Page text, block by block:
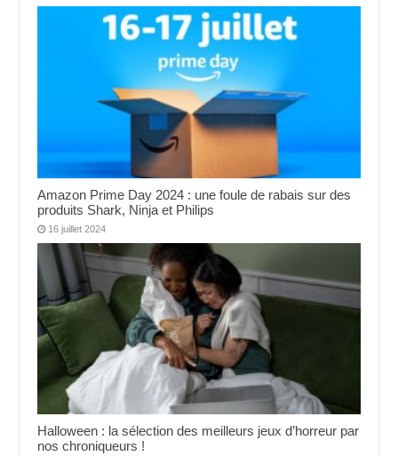
Amazon Prime Day 2024 : une foule de rabais sur des
produits Shark, Ninja et Philips
16 juillet 2024
Halloween : la sélection des meilleurs jeux d’horreur par
nos chroniqueurs !